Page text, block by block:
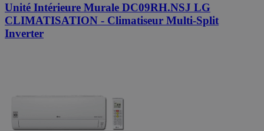
Unité Intérieure Murale DC09RH.NSJ LG
CLIMATISATION - Climatiseur Multi-Split
Inverter